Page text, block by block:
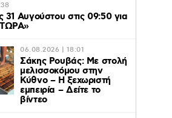
31 Αυγούστου στις 09:50 για
06.08.2026 | 18:01
Σάκης Ρουβάς: Με στολή
μελισσοκόμου στην
Κύθνο – Η ξεχωριστή
εμπειρία – Δείτε το
βίντεο